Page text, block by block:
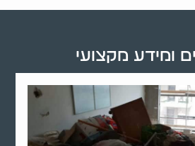
ומידע מקצועי